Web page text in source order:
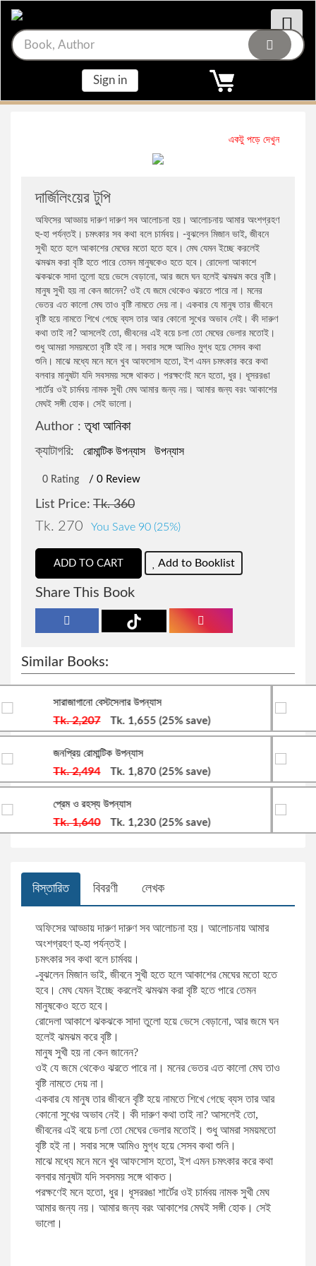
Sign in
Main Menu
লেখক
তুন ডা. মহাথির মোহাম্মদ
গুন্ডুন ক্র্যাঁমার
ভি. এস. নাইপল
জওহরলাল নেহেরু
বারাক ওবামা
বিভূতিভূষণ বন্দ্যোপাধ্যায়
মহিউদ্দিন আহমদ
রফিকুর রশীদ
হাবীবুল্লাহ সিরাজী
মাহবুবা চৌধুরী
সাদাত হোসাইন
রবিন জামান খান
জন সি. ম্যাক্সওয়েল
আবদুল্লাহ আল মোহন
মনোয়ারুল ইসলাম
শামসুজ্জামান শামস
ড. মো. আনোয়ারুল ইসলাম
মো. মোরশেদুল আলম
Main Menu
বিষয়
সমকালীন উপন্যাস
রহস্য উপন্যাস
রোমান্টিক উপন্যাস
রাজনীতি বিষয়ক প্রবন্ধ
প্রফেশনাল ও ক্যারিয়ার উন্নয়ন
বিজ্ঞানভিত্তিক প্রবন্ধ
ডায়েরি ও চিঠিপত্র সংকলন
দক্ষতা বৃদ্ধি
আত্ম-উন্নয়ন ও মেডিটেশন
অনুবাদ: আত্ম-উন্নয়ন ও মেডিটেশন
আত্ম-উন্নয়ন, মোটিভেশনাল ও মেডিটেশন
জীবনী ও স্মৃতিচারণ: বিবিধ
রাজনৈতিক ব্যক্তিত্ব
ব্যবসা, বিনিয়োগ ও অর্থনীতিঃ বিবিধ
স্বাস্থ্যবিধি ও পরামর্শ
কম্পিউটার প্রোগ্রামিং
অনুবাদ: জীবনী, স্মৃতিচারণ ও সাক্ষাৎকার
একটু পড়ে দেখুন
দার্জিলিংয়ের টুপি
অফিসের আড্ডায় দারুণ দারুণ সব আলোচনা হয়। আলোচনায় আমার অংশগ্রহণ
হু-হা পর্যন্তই। চমৎকার সব কথা বলে চার্মবয়। -বুঝলেন মিজান ভাই, জীবনে
সুখী হতে হলে আকাশের মেঘের মতো হতে হবে। মেঘ যেমন ইচ্ছে করলেই
ঝমঝম করা বৃষ্টি হতে পারে তেমন মানুষকেও হতে হবে। রোদেলা আকাশে
ঝকঝকে সাদা তুলো হয়ে ভেসে বেড়ানো, আর জমে ঘন হলেই ঝমঝম করে বৃষ্টি।
মানুষ সুখী হয় না কেন জানেন? ওই যে জমে থেকেও ঝরতে পারে না। মনের
ভেতর এত কালো মেঘ তাও বৃষ্টি নামতে দেয় না। একবার যে মানুষ তার জীবনে
বৃষ্টি হয়ে নামতে শিখে গেছে ব্যস তার আর কোনো সুখের অভাব নেই। কী দারুণ
কথা তাই না? আসলেই তো, জীবনের এই বয়ে চলা তো মেঘের ভেলার মতোই।
শুধু আমরা সময়মতো বৃষ্টি হই না। সবার সঙ্গে আমিও মুগ্ধ হয়ে সেসব কথা
শুনি। মাঝে মধ্যে মনে মনে খুব আফসোস হতো, ইশ এমন চমৎকার করে কথা
বলবার মানুষটা যদি সবসময় সঙ্গে থাকত। পরক্ষণেই মনে হতো, ধুর। ধূসররঙা
শার্টের ওই চার্মবয় নামক সুখী মেঘ আমার জন্য নয়। আমার জন্য বরং আকাশের
মেঘই সঙ্গী হোক। সেই ভালো।
Author :তৃধা আনিকা
ক্যাটাগরি:
রোমান্টিক উপন্যাস উপন্যাস
0 Rating / 0 Review
List Price: Tk. 360
Tk. 270 You Save 90 (25%)
ADD TO CART Add to Booklist
Share This Book
Similar Books:
হৃদয়ছোঁয়া উপন্যাস
Tk. 2,174 Tk. 1,630(25% save)
হৃদয়স্পর্শী উপন্যাস কালেকশন
Tk. 2,320 Tk. 1,740(25% save)
নীলকণ্ঠী
Tk. 600 Tk. 450 (25% save)
বিস্তারিত বিবরণী লেখক
অফিসের আড্ডায় দারুণ দারুণ সব আলোচনা হয়। আলোচনায় আমার
অংশগ্রহণ হু-হা পর্যন্তই।
চমৎকার সব কথা বলে চার্মবয়।
-বুঝলেন মিজান ভাই, জীবনে সুখী হতে হলে আকাশের মেঘের মতো হতে
হবে। মেঘ যেমন ইচ্ছে করলেই ঝমঝম করা বৃষ্টি হতে পারে তেমন
মানুষকেও হতে হবে।
রোদেলা আকাশে ঝকঝকে সাদা তুলো হয়ে ভেসে বেড়ানো, আর জমে ঘন
হলেই ঝমঝম করে বৃষ্টি।
মানুষ সুখী হয় না কেন জানেন?
ওই যে জমে থেকেও ঝরতে পারে না। মনের ভেতর এত কালো মেঘ তাও
বৃষ্টি নামতে দেয় না।
একবার যে মানুষ তার জীবনে বৃষ্টি হয়ে নামতে শিখে গেছে ব্যস তার আর
কোনো সুখের অভাব নেই। কী দারুণ কথা তাই না? আসলেই তো,
জীবনের এই বয়ে চলা তো মেঘের ভেলার মতোই। শুধু আমরা সময়মতো
বৃষ্টি হই না। সবার সঙ্গে আমিও মুগ্ধ হয়ে সেসব কথা শুনি।
মাঝে মধ্যে মনে মনে খুব আফসোস হতো, ইশ এমন চমৎকার করে কথা
বলবার মানুষটা যদি সবসময় সঙ্গে থাকত।
পরক্ষণেই মনে হতো, ধুর। ধূসররঙা শার্টের ওই চার্মবয় নামক সুখী মেঘ
আমার জন্য নয়। আমার জন্য বরং আকাশের মেঘই সঙ্গী হোক। সেই
ভালো।